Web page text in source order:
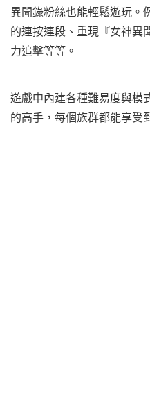
異聞錄粉絲也能輕鬆遊玩。
的連按連段、重現『女神異
力追擊等等。
遊戲中內建各種難易度與模
的高手，每個族群都能享受